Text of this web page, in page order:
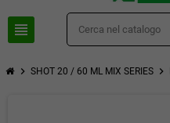
view_headline
chevron_right SHOT 20 / 60 ML MIX SERIES chevron_right